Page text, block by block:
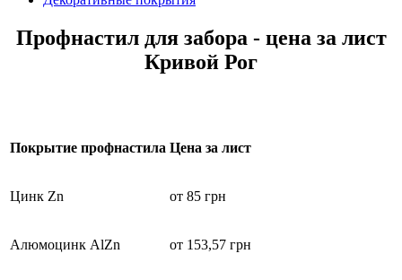
Профнастил для забора - цена за лист
Кривой Рог
Покрытие профнастила Цена за лист
Цинк Zn от 85 грн
Алюмоцинк AlZn от 153,57 грн